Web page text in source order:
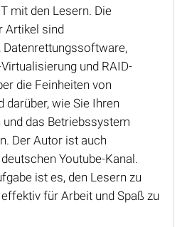
mit den Lesern. Die
Artikel sind
Datenrettungssoftware,
und RAID-
die Feinheiten von
darüber, wie Sie Ihren
das Betriebssystem
Der Autor ist auch
Youtube-Kanal.
ist es, den Lesern zu
für Arbeit und Spaß zu